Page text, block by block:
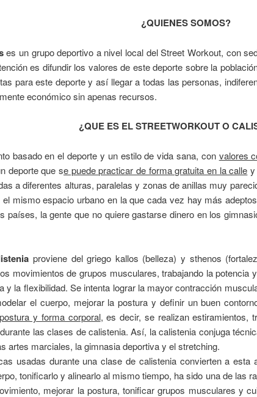
¿QUIENES SOMOS?
es un grupo deportivo a nivel local del Street Workout, con
es difundir los valores de este deporte sobre la
para este deporte y así llegar a todas las personas,
económico sin apenas recursos.
¿QUE ES EL STREETWORKOUT O
basado en el deporte y un estilo de vida sana, con valores
deporte que se puede practicar de forma gratuita en la calle y
a diferentes alturas, paralelas y zonas de anillas muy
mismo espacio urbano en la que cada vez hay más
países, la gente que no quiere gastarse dinero en los
proviene del griego kallos (belleza) y sthenos
movimientos de grupos musculares, trabajando la potencia
y la flexibilidad. Se intenta lograr la mayor contracción
el cuerpo, mejorar la postura y definir un buen
y forma corporal, es decir, se realizan estiramientos,
las clases de calistenia. Así, la calistenia conjuga
artes marciales, la gimnasia deportiva y el stretching.
usadas durante una clase de calistenia convierten a esta
tonificarlo y alinearlo al mismo tiempo, ha sido una de las
mejorar la postura, tonificar grupos musculares y